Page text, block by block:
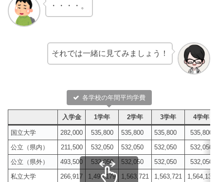
・・・・。
それでは一緒に見てみましょう！
各学校の年間平均学費
入学金 1学年 2学年 3学年 4学年
国立大学 282,000 535,800 535,800 535,800
535,800
公立（県内）
211,500 532,050 532,050 532,050
532,050
公立（県外）
493,500 532,050 532,050 532,050
532,050
私立大学
266,917 1,496,179 1,563,721 1,563,721
1,564,138